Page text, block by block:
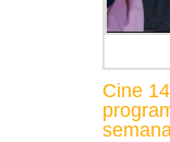
Cine